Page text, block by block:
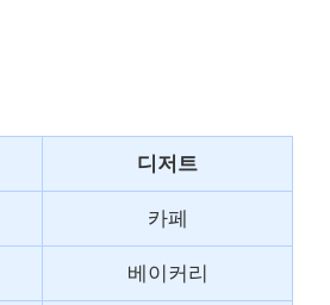
디저트
카페
베이커리